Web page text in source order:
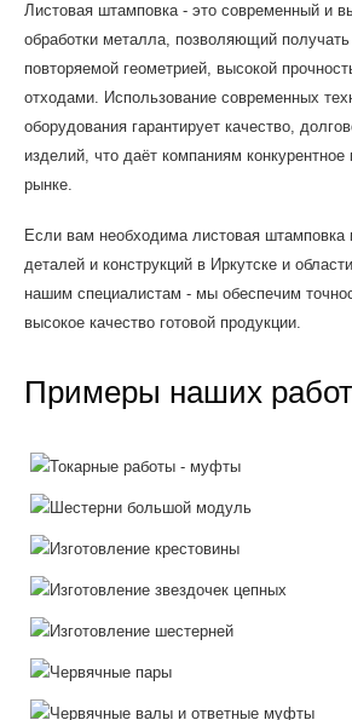
Листовая штамповка - это современный и
обработки металла, позволяющий
повторяемой геометрией, высокой
отходами. Использование современных
оборудования гарантирует качество,
изделий, что даёт компаниям
рынке.
Если вам необходима листовая штамповка
деталей и конструкций в Иркутске и
нашим специалистам - мы обеспечим
высокое качество готовой продукции.
Примеры наших работ